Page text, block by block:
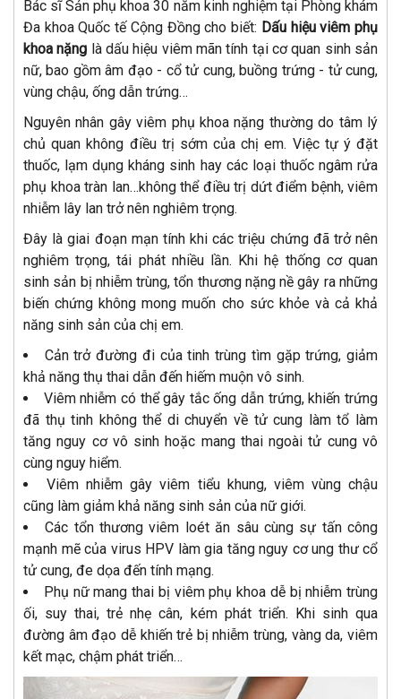
Bác sĩ Sản phụ khoa 30 năm kinh nghiệm tại Phòng khám
Đa khoa Quốc tế Cộng Đồng cho biết: Dấu hiệu viêm phụ
khoa nặng là dấu hiệu viêm mãn tính tại cơ quan sinh sản
nữ, bao gồm âm đạo - cổ tử cung, buồng trứng - tử cung,
vùng chậu, ống dẫn trứng…
Nguyên nhân gây viêm phụ khoa nặng thường do tâm lý
chủ quan không điều trị sớm của chị em. Việc tự ý đặt
thuốc, lạm dụng kháng sinh hay các loại thuốc ngâm rửa
phụ khoa tràn lan…không thể điều trị dứt điểm bệnh, viêm
nhiễm lây lan trở nên nghiêm trọng.
Đây là giai đoạn mạn tính khi các triệu chứng đã trở nên
nghiêm trọng, tái phát nhiều lần. Khi hệ thống cơ quan
sinh sản bị nhiễm trùng, tổn thương nặng nề gây ra những
biến chứng không mong muốn cho sức khỏe và cả khả
năng sinh sản của chị em.
Cản trở đường đi của tinh trùng tìm gặp trứng, giảm
khả năng thụ thai dẫn đến hiếm muộn vô sinh.
Viêm nhiễm có thể gây tắc ống dẫn trứng, khiến trứng
đã thụ tinh không thể di chuyển về tử cung làm tổ làm
tăng nguy cơ vô sinh hoặc mang thai ngoài tử cung vô
cùng nguy hiểm.
Viêm nhiễm gây viêm tiểu khung, viêm vùng chậu
cũng làm giảm khả năng sinh sản của nữ giới.
Các tổn thương viêm loét ăn sâu cùng sự tấn công
mạnh mẽ của virus HPV làm gia tăng nguy cơ ung thư cổ
tử cung, đe dọa đến tính mạng.
Phụ nữ mang thai bị viêm phụ khoa dễ bị nhiễm trùng
ối, suy thai, trẻ nhẹ cân, kém phát triển. Khi sinh qua
đường âm đạo dễ khiến trẻ bị nhiễm trùng, vàng da, viêm
kết mạc, chậm phát triển…